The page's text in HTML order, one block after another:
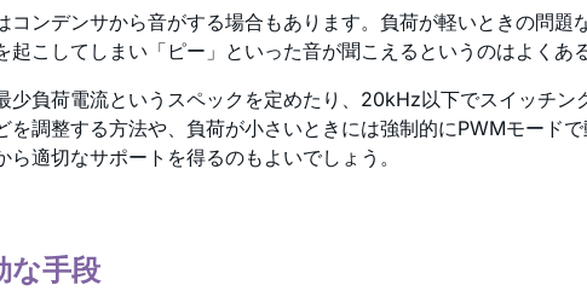
コンデンサから音がする場合もあります。負荷が軽いときの問
こしてしまい「ピー」といった音が聞こえるというのはよくあ
少負荷電流というスペックを定めたり、20kHz以下でスイッチ
を調整する方法や、負荷が小さいときには強制的にPWMモー
適切なサポートを得るのもよいでしょう。
な手段